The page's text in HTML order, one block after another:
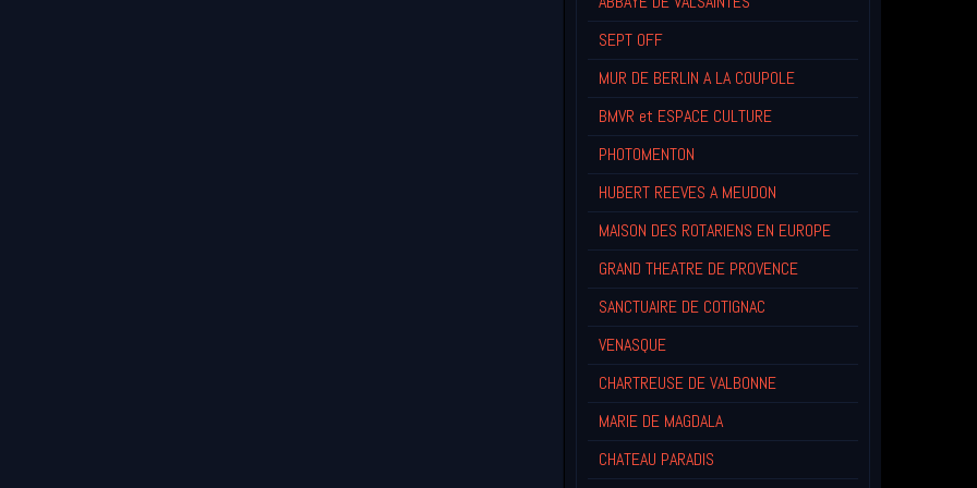
SEPT OFF
MUR DE BERLIN A LA COUPOLE
BMVR et ESPACE CULTURE
PHOTOMENTON
HUBERT REEVES A MEUDON
MAISON DES ROTARIENS EN EUROPE
GRAND THEATRE DE PROVENCE
SANCTUAIRE DE COTIGNAC
VENASQUE
CHARTREUSE DE VALBONNE
MARIE DE MAGDALA
CHATEAU PARADIS